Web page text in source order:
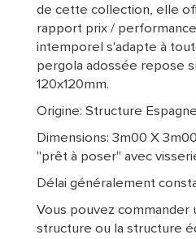
de cette collection, elle
rapport prix /
intemporel s'adapte à
pergola adossée repose
120x120mm.
Origine: Structure
Dimensions: 3m00 X
"prêt à poser" avec
Délai généralement
Vous pouvez commander
structure ou la structure